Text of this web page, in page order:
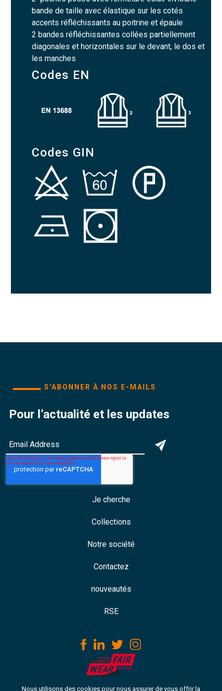
bande de taille avec élastique sur les cotés
accents réfléchissants au poitrine et épaule
2 bandes réfléchissantes collées partiellement
diagonales et horizontales sur le devant, le dos et
les manches
Codes EN
Codes GIN
S'ABONNER À NOS E-MAILS
Pour l’actualité et les updates
Je cherche
Collections
Notre société
Contactez
nouveautés
RSE
Nous utilisons des cookies pour nous assurer de vous offrir la